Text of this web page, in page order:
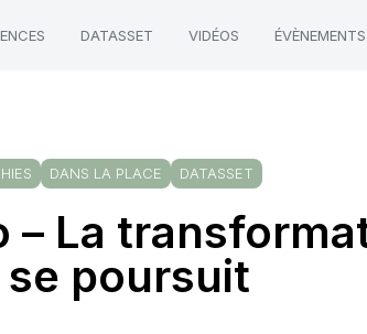
DATASSET VIDÉOS ÉVÈNEMENTS
DANS LA PLACE DATASSET
– La
poursuit